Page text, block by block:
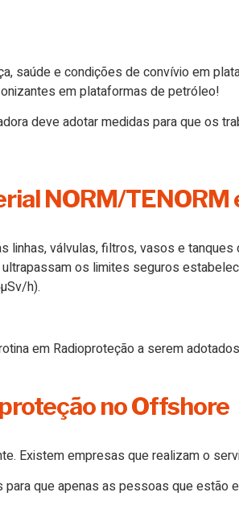
saúde e condições de convívio em
em plataformas de petróleo!
deve adotar medidas para que os
NORM/
linhas, válvulas, filtros, vasos e
os limites seguros
h).
em Radioproteção a serem
no Offshore
Existem empresas que realizam o
que apenas as pessoas que estão